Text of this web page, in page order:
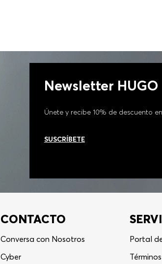
Newsletter HUGO
Únete y recibe 10% de descuento
SUSCRÍBETE
CONTACTO
Conversa con Nosotros
Cyber
Portal